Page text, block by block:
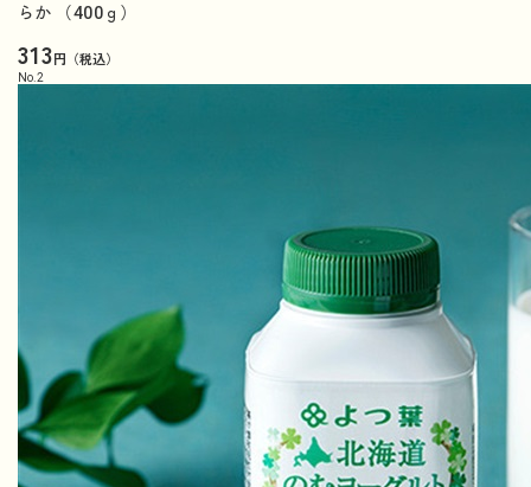
らか （400ｇ）
313円（税込）
No. 2